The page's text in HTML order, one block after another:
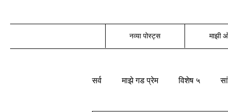
नव्या पोस्ट्स माझी
सर्व माझे गड प्रेम विशेष ५